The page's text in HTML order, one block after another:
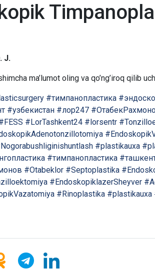
J.
ma’lumot oling va qo’ng’iroq qilib
#тимпанопластика
#узбекистан #лор247
#LorTashkent24 #lorsentr
#plastikauxa
#тимпанопластика
#Otabeklor #Septoplastika
#EndoskopiklazerSheyver
#Rinoplastika #plastikauxa